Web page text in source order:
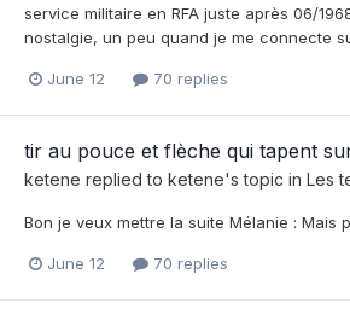
service militaire en RFA juste après 06/
nostalgie, un peu quand je me connecte
June 12 70 replies
tir au pouce et flèche qui tapent
ketene replied to ketene's topic in Les
Bon je veux mettre la suite Mélanie : Mais
June 12 70 replies